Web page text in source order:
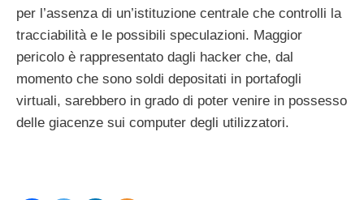
per l’assenza di un’istituzione centrale che controlli la
tracciabilità e le possibili speculazioni. Maggior
pericolo è rappresentato dagli hacker che, dal
momento che sono soldi depositati in portafogli
virtuali, sarebbero in grado di poter venire in possesso
delle giacenze sui computer degli utilizzatori.